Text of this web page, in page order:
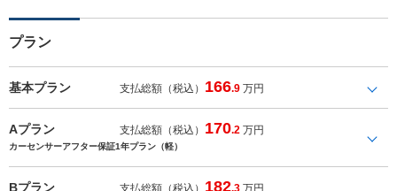
プラン
基本プラン 支払総額（税込） 166.9 万円
Aプラン 支払総額（税込） 170.2 万円
カーセンサーアフター保証1年プラン（軽）
Bプラン 支払総額（税込） 182.3 万円